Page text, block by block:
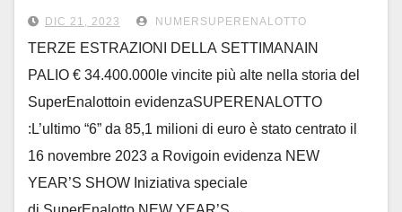
2023
DIC 21, 2023 NUMERSUPERENALOTTO
TERZE ESTRAZIONI DELLA SETTIMANAIN
PALIO € 34.400.000le vincite più alte nella storia del
SuperEnalottoin evidenzaSUPERENALOTTO
:L’ultimo “6” da 85,1 milioni di euro è stato centrato il
16 novembre 2023 a Rovigoin evidenza NEW
YEAR’S SHOW Iniziativa speciale